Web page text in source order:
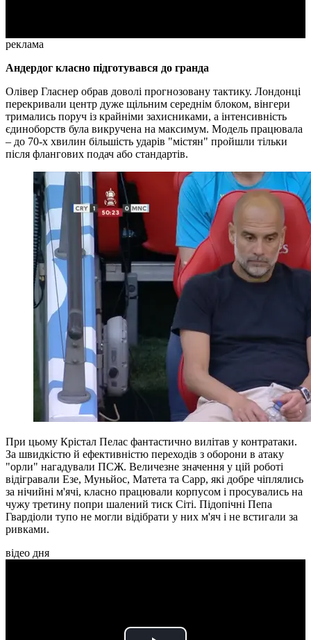
реклама
Андердог класно підготувався до гранда
Олівер Гласнер обрав доволі прогнозовану тактику. Лондонці
перекривали центр дуже щільним середнім блоком, вінгери
тримались поруч із крайніми захисниками, а інтенсивність
єдиноборств була викручена на максимум. Модель працювала
– до 70-х хвилин більшість ударів "містян" пройшли тільки
після флангових подач або стандартів.
При цьому Крістал Пелас фантастично вилітав у контратаки.
За швидкістю й ефективністю переходів з оборони в атаку
"орли" нагадували ПСЖ. Величезне значення у цій роботі
відігравали Езе, Муньйос, Матета та Сарр, які добре чіплялись
за нічийні м'ячі, класно працювали корпусом і просувались на
чужу третину попри шалений тиск Сіті. Підопічні Пепа
Гвардіоли тупо не могли відібрати у них м'яч і не встигали за
ривками.
відео дня